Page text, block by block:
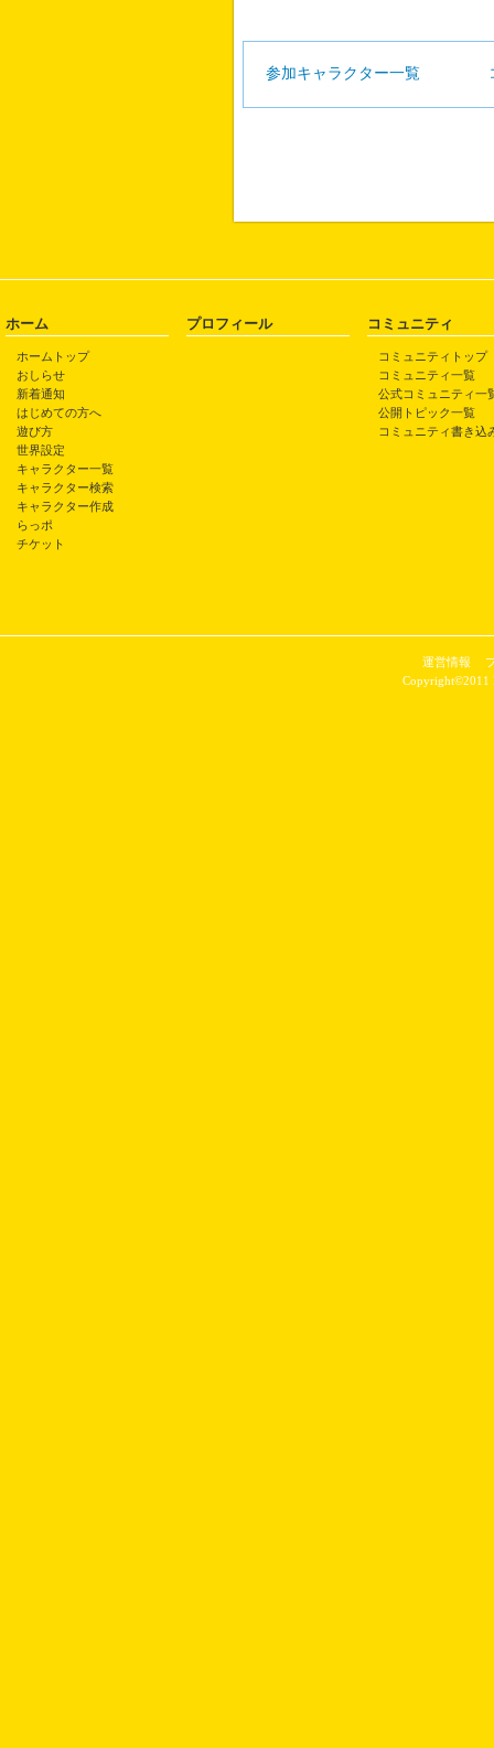
参加キャラクター一覧
ホーム
ホームトップ
おしらせ
新着通知
はじめての方へ
遊び方
世界設定
キャラクター一覧
キャラクター検索
キャラクター作成
らっポ
チケット
プロフィール コミュニティ
コミュニティトップ
コミュニティ一覧
公式コミュニティ一
公開トピック一覧
コミュニティ書き込
運営情報
Copyright©2011